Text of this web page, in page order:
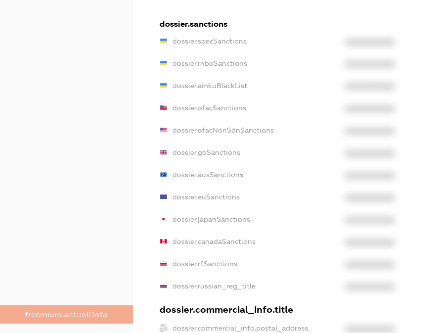
freemium.actualData
dossier.sanctions
dossier.specSanctions
dossier.rnboSanctions
dossier.amkuBlackList
dossier.ofacSanctions
dossier.ofacNonSdnSanctions
dossier.gbSanctions
dossier.ausSanctions
dossier.euSanctions
dossier.japanSanctions
dossier.canadaSanctions
dossier.rfSanctions
dossier.russian_reg_title
dossier.commercial_info.title
dossier.commercial_info.postal_address